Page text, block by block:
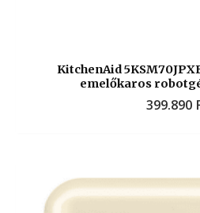
KitchenAid
emelőkaros
399.890